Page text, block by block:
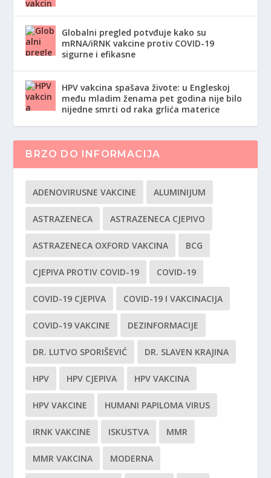
Globalni pregled potvđuje kako su
mRNA/iRNK vakcine protiv COVID-19
sigurne i efikasne
HPV vakcina spašava živote: u Engleskoj
među mladim ženama pet godina nije bilo
nijedne smrti od raka grlića materice
BRZO DO INFORMACIJA
ADENOVIRUSNE VAKCINE ALUMINIJUM
ASTRAZENECA ASTRAZENECA CJEPIVO
ASTRAZENECA OXFORD VAKCINA BCG
CJEPIVA PROTIV COVID-19 COVID-19
COVID-19 CJEPIVA COVID-19 I VAKCINACIJA
COVID-19 VAKCINE DEZINFORMACIJE
DR. LUTVO SPORIŠEVIĆ DR. SLAVEN KRAJINA
HPV HPV CJEPIVA HPV VAKCINA
HPV VAKCINE HUMANI PAPILOMA VIRUS
IRNK VAKCINE ISKUSTVA MMR
MMR VAKCINA MODERNA